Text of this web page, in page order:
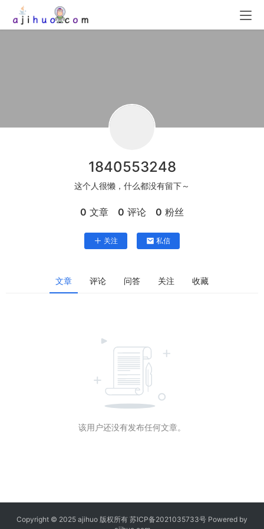
1840553248
这个人很懒，什么都没有留下～
0 文章 0 评论 0 粉丝
关注 私信
文章 评论 问答 关注 收藏
该用户还没有发布任何文章。
Copyright © 2025 ajihuo 版权所有 苏ICP备2021035733号 Powered by